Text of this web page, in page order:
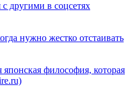
с другими в соцсетях
нужно жестко отстаивать
философия, которая